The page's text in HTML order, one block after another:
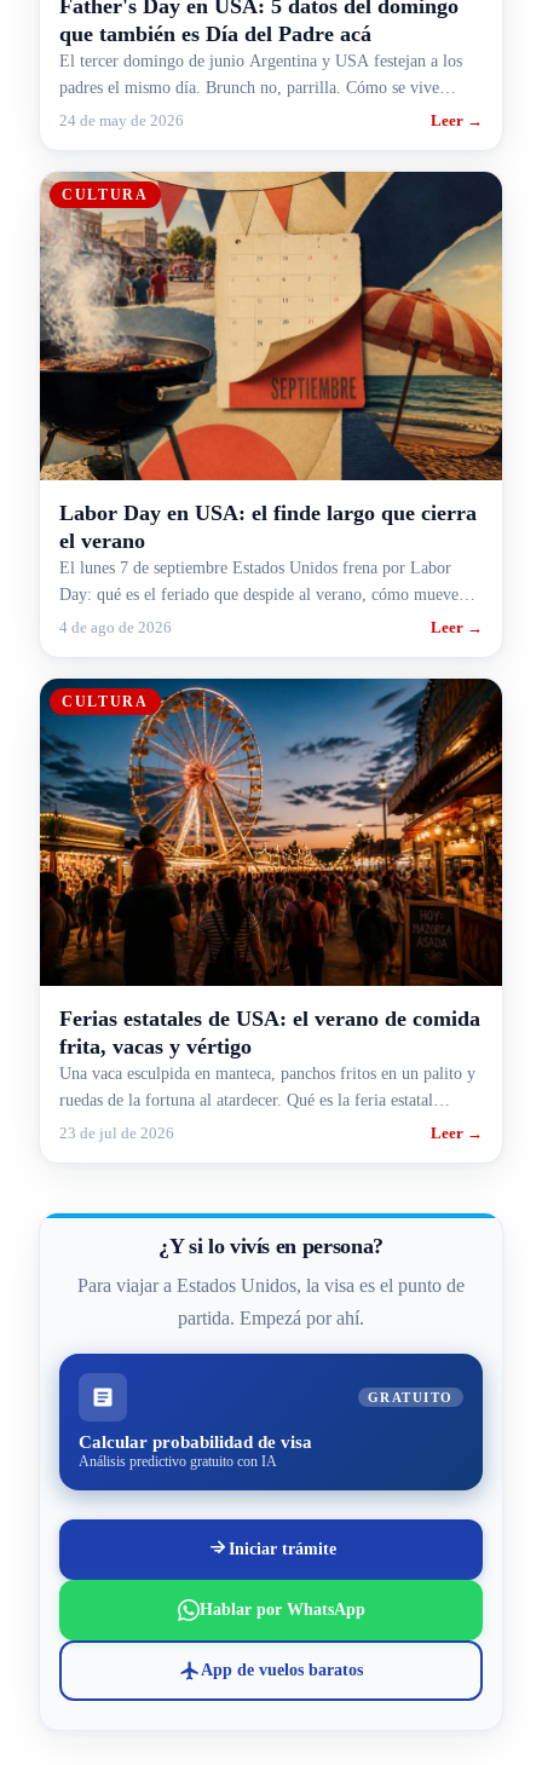
Father's Day en USA: 5 datos del domingo
que también es Día del Padre acá
El tercer domingo de junio Argentina y USA festejan a los
padres el mismo día. Brunch no, parrilla. Cómo se vive
Father's Day allá y por qué cae el 21 de junio.
24 de may de 2026 Leer →
CULTURA
Labor Day en USA: el finde largo que cierra
el verano
El lunes 7 de septiembre Estados Unidos frena por Labor
Day: qué es el feriado que despide al verano, cómo mueve
rutas y aeropuertos y cómo te pega si viajás.
4 de ago de 2026 Leer →
CULTURA
Ferias estatales de USA: el verano de comida
frita, vacas y vértigo
Una vaca esculpida en manteca, panchos fritos en un palito y
ruedas de la fortuna al atardecer. Qué es la feria estatal
americana y por qué agosto es su mes.
23 de jul de 2026 Leer →
¿Y si lo vivís en persona?
Para viajar a Estados Unidos, la visa es el punto de
partida. Empezá por ahí.
Calcular probabilidad de visa
Análisis predictivo gratuito con IA
GRATUITO
Iniciar trámite
Hablar por WhatsApp
App de vuelos baratos